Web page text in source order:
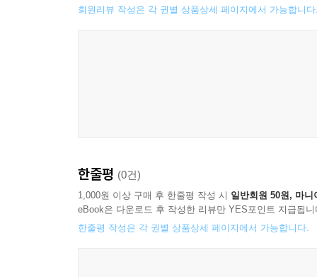
회원리뷰 작성은 각 권별 상품상세 페이지에서 가능합니
한줄평 (0건)
1,000원 이상 구매 후 한줄평 작성 시 일반회원 50원, 마니
eBook은 다운로드 후 작성한 리뷰만 YES포인트 지급됩니
한줄평 작성은 각 권별 상품상세 페이지에서 가능합니다.